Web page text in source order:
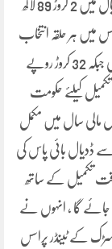
روپے کی لاگت سے زیر تعمیر پل کی تکمیل،چلا یار نالہ ڈڈیال میں 2 کروڑ 89 لاکھ
میں ہر حلقہ انتخاب
کے اندر15 کلو میٹر سڑکات کی ری کنڈیشنگ کی جائے گی جبکہ 32 کروڑ روپے
کیلئے حکومت
مالی سال میں مکمل
روپے کی لاگت سے ڈدیال بائی پاس کی
تکمیل کے ساتھ
جائے گا ، انہوں نے
اندر ہر حلقہ میں25 کلو میٹر سڑک کے ٹینڈر پراسس